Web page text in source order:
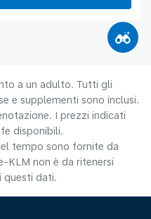
a un adulto. Tutti gli
e supplementi sono inclusi.
I prezzi indicati
disponibili.
tempo sono fornite da
KLM non è da ritenersi
questi dati.